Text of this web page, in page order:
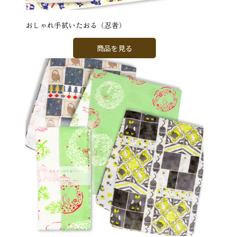
おしゃれ手拭いたおる（忍者）
商品を見る